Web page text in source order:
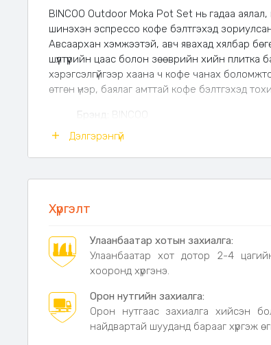
BINCOO Outdoor Moka Pot Set нь гадаа
шинэхэн эспрессо кофе бэлтгэхэд
Авсаархан хэмжээтэй, авч явахад хялбар
шүүлтүүрийн цаас болон зөөврийн хийн плитка
хэрэгсэлгүйгээр хаана ч кофе чанах
өтгөн үнэр, баялаг амттай кофе бэлтгэхэд
Брэнд:
BINCOO
Outdoor Moka Pot Set
Ногоон, Цөцгий цагаан
Зориулалт:Кемпинг, аялал, пикник,
Кофе нунтаг тараагч (Coffee Distributor)
Дугуй шүүлтүүрийн цаас ×100 ширхэг
Зөөврийн кемпингийн хийн плитка ×1
Онцлог давуу тал
4 хэрэгслийг нэг дор багтаасан иж
Дэлгэрэнгүй
Хүргэлт
Улаанбаатар хотын захиалга:
Улаанбаатар хот дотор 2-4
хооронд хүргэнэ.
Орон нутгийн захиалга:
Орон нутгаас захиалга хийсэн
найдвартай шууданд барааг хүргэж